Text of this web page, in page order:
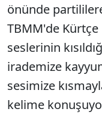
önünde
TBMM'de
seslerinin
irademize
sesimize
kelime